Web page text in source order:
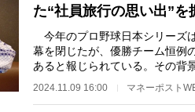
た“社員旅行の思い出”
今年のプロ野球日本シリーズ
幕を閉じたが、優勝チーム恒例
あると報じられている。その背
2024.11.09 16:00 マネーポスト